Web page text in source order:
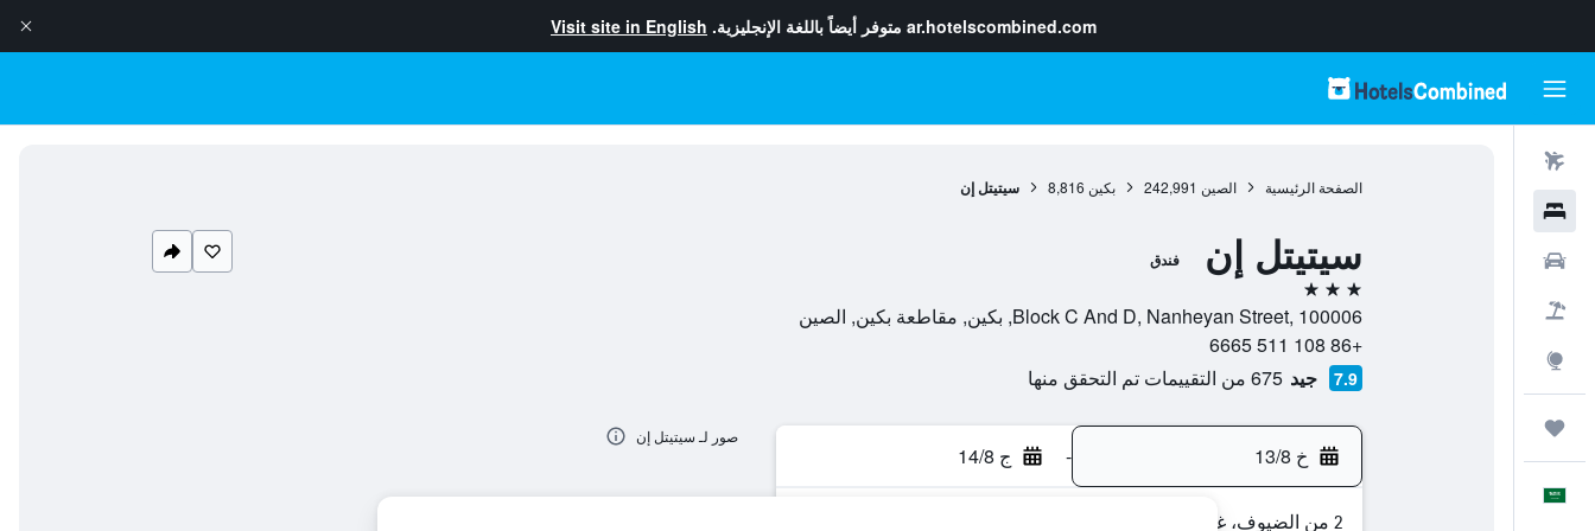
ar.hotelscombined.com متوفر أيضاً باللغة الإنجليزية. Visit site in English
الصفحة الرئيسية الصين 242,991 بكين 8,816 سيتيتل إن
سيتيتل إن فندق
3 نجوم
Block C And D, Nanheyan Street, 100006, بكين, مقاطعة بكين, الصين
+86 108 511 6665
7.9 جيد 675 من التقييمات تم التحقق منها
خ 13/8 - ج 14/8
2 من الضيوف، غرفة واحدة
صور لـ سيتيتل إن